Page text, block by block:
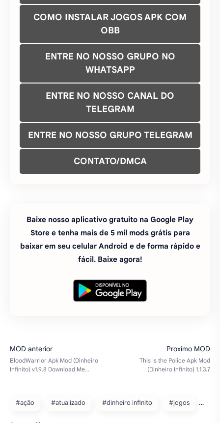
COMO INSTALAR JOGOS APK COM
OBB
ENTRE NO NOSSO GRUPO NO
WHATSAPP
ENTRE NO NOSSO CANAL DO
TELEGRAM
ENTRE NO NOSSO GRUPO TELEGRAM
CONTATO/DMCA
Baixe nosso aplicativo gratuito na Google Play
Store e tenha mais de 5 mil mods grátis para
baixar em seu celular Android e de forma rápido e
fácil. Baixe agora!
#ação #atualizado #dinheiro infinito #jogos